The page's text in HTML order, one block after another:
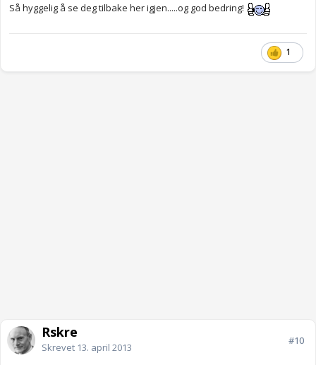
Så hyggelig å se deg tilbake her igjen.....og god bedring!
1
Rskre
Skrevet 13. april 2013
#10